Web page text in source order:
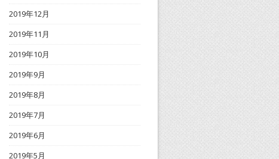
2019年12月
2019年11月
2019年10月
2019年9月
2019年8月
2019年7月
2019年6月
2019年5月